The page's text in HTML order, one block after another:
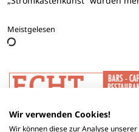
Meistgelesen
Wir verwenden Cookies!
Wir können diese zur Analyse